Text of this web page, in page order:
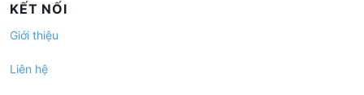
KẾT NỐI
Giới thiệu
Liên hệ